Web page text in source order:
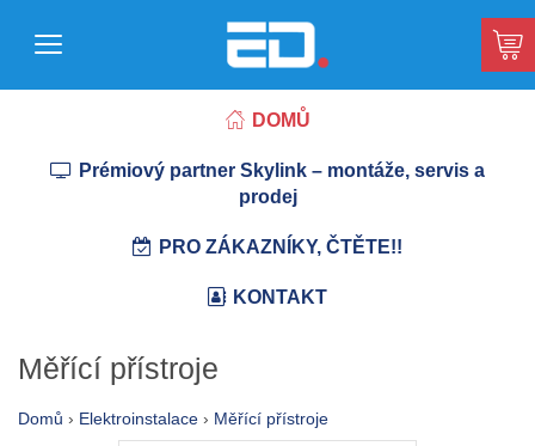
DOMŮ
Prémiový partner Skylink – montáže, servis a
prodej
PRO ZÁKAZNÍKY, ČTĚTE!!
KONTAKT
Měřící přístroje
Domů › Elektroinstalace › Měřící přístroje